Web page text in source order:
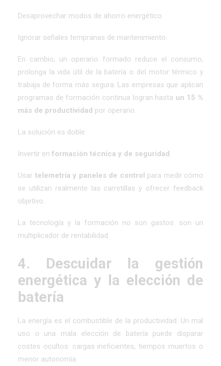
Desaprovechar modos de ahorro energético.
Ignorar señales tempranas de mantenimiento.
En cambio, un operario formado reduce el consumo,
prolonga la vida útil de la batería o del motor térmico y
trabaja de forma más segura. Las empresas que aplican
programas de formación continua logran hasta un 15 %
más de productividad por operario.
La solución es doble:
Invertir en formación técnica y de seguridad.
Usar telemetría y paneles de control para medir cómo
se utilizan realmente las carretillas y ofrecer feedback
objetivo.
La tecnología y la formación no son gastos: son un
multiplicador de rentabilidad.
4. Descuidar la gestión
energética y la elección de
batería
La energía es el combustible de la productividad. Un mal
uso o una mala elección de batería puede disparar
costes ocultos: cargas ineficientes, tiempos muertos o
menor autonomía.